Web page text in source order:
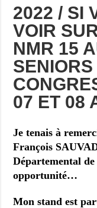
2022 / SI
VOIR
NMR 15
07 ET 08
Je tenais à
François
Départemental
opportunité…
Mon stand est